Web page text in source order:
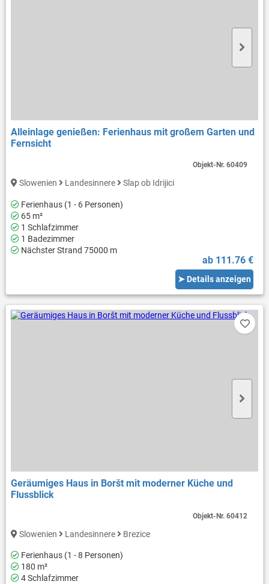
Alleinlage genießen: Ferienhaus mit großem Garten und
Fernsicht
Slowenien Landesinnere Slap ob Idrijici
Ferienhaus (1 - 6 Personen)
65 m²
1 Schlafzimmer
1 Badezimmer
Nächster Strand 75000 m
ab 111.76 €
➤ Details anzeigen
Objekt-Nr.60409
Geräumiges Haus in Boršt mit moderner Küche und
Flussblick
Slowenien Landesinnere Brezice
Ferienhaus (1 - 8 Personen)
180 m²
4 Schlafzimmer
Objekt-Nr.60412